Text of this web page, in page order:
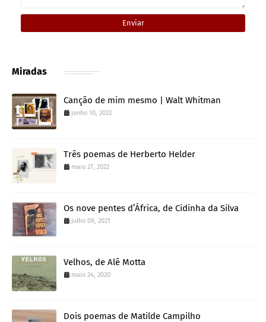
Miradas
Canção de mim mesmo | Walt Whitman
junho 10, 2022
Três poemas de Herberto Helder
maio 27, 2022
Os nove pentes d’África, de Cidinha da Silva
julho 09, 2021
Velhos, de Alê Motta
maio 24, 2020
Dois poemas de Matilde Campilho